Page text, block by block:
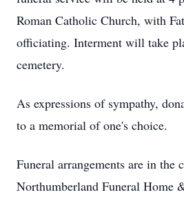
Roman Catholic Church, with
officiating. Interment will take
cemetery.
As expressions of sympathy,
to a memorial of one's choice.
Funeral arrangements are in the
Northumberland Funeral Home